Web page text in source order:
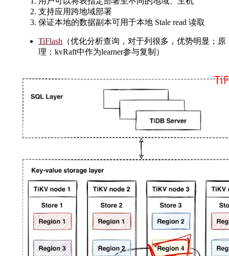
支持应用跨地域部署
保证本地的数据副本可用于本地 Stale read 读取
TiFlash （优化分析查询，对于列很多，优势明显；原
理：kvRaft中作为learner参与复制）